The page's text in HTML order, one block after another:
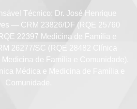
Técnico: Dr. José Henrique
— CRM 23826/DF (RQE 25760
22397 Medicina de Família e
26277/SC (RQE 28482 Clínica
de Família e Comunidade).
Médica e Medicina de Família e
Comunidade.